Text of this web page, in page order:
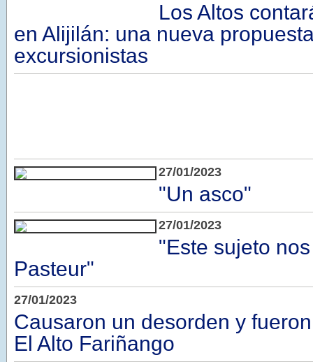
Los Altos
en Alijilán: una nueva
excursionistas
27/01/2023
"Un asco"
27/01/2023
"Este sujeto
Pasteur"
27/01/2023
Causaron un desorden y
El Alto Fariñango